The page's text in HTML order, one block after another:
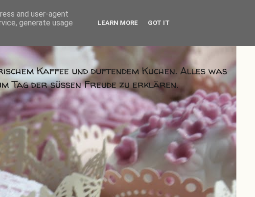
Kaffee und duftendem Kuchen. Alles was
Tag der süßen Freude zu erklären.
and user-agent
generate usage
LEARN MORE GOT IT